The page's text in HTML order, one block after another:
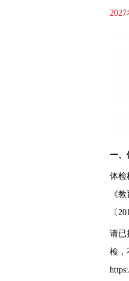
一、
体检
《
〔
请已
检，